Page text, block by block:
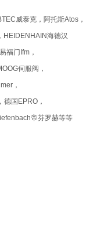
威泰克，阿托斯Atos，
HEIDENHAIN海德汉
福门Ifm，
伺服阀，
，
国EPRO，
帝芬罗赫等等